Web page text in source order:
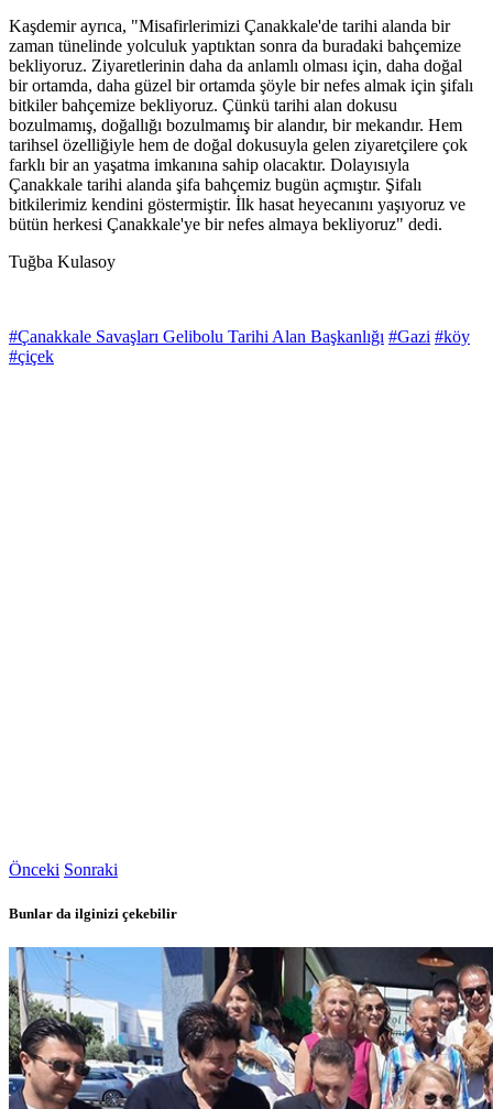
Kaşdemir ayrıca, "Misafirlerimizi Çanakkale'de tarihi alanda bir
zaman tünelinde yolculuk yaptıktan sonra da buradaki bahçemize
bekliyoruz. Ziyaretlerinin daha da anlamlı olması için, daha doğal
bir ortamda, daha güzel bir ortamda şöyle bir nefes almak için şifalı
bitkiler bahçemize bekliyoruz. Çünkü tarihi alan dokusu
bozulmamış, doğallığı bozulmamış bir alandır, bir mekandır. Hem
tarihsel özelliğiyle hem de doğal dokusuyla gelen ziyaretçilere çok
farklı bir an yaşatma imkanına sahip olacaktır. Dolayısıyla
Çanakkale tarihi alanda şifa bahçemiz bugün açmıştır. Şifalı
bitkilerimiz kendini göstermiştir. İlk hasat heyecanını yaşıyoruz ve
bütün herkesi Çanakkale'ye bir nefes almaya bekliyoruz" dedi.
Tuğba Kulasoy
#Çanakkale Savaşları Gelibolu Tarihi Alan Başkanlığı #Gazi #köy
#çiçek
Önceki Sonraki
Bunlar da ilginizi çekebilir